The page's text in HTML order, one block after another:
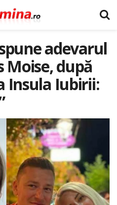
adevarul
Moise, după
Insula Iubirii: